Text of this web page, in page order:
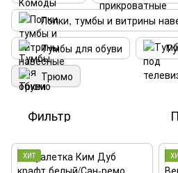
Полки, тумбы и витрины
Тумбы для обуви
Трюмо
Фильтр
ХИТ